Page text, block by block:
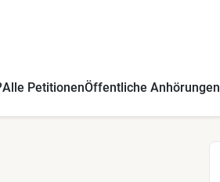
Alle PetitionenÖffentliche Anhörungen